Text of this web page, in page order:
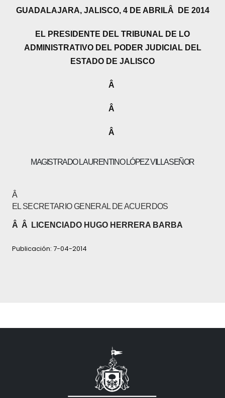
GUADALAJARA, JALISCO, 4 DE ABRILÂ DE 2014
EL PRESIDENTE DEL TRIBUNAL DE LO
ADMINISTRATIVO DEL PODER JUDICIAL DEL
ESTADO DE JALISCO
Â
Â
Â
MAGISTRADO LAURENTINO LÓPEZ VILLASEÑOR
Â
EL SECRETARIO GENERAL DE ACUERDOS
Â Â LICENCIADO HUGO HERRERA BARBA
Publicación: 7-04-2014